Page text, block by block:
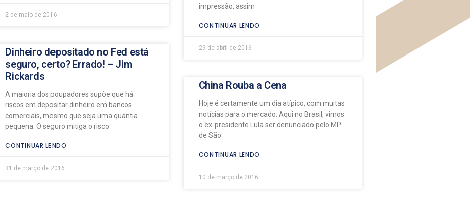
2 de maio de 2016
impressão, assim
CONTINUAR LENDO
29 de abril de 2016
Dinheiro depositado no Fed está
seguro, certo? Errado! – Jim
Rickards
A maioria dos poupadores supõe que há
riscos em depositar dinheiro em bancos
comerciais, mesmo que seja uma quantia
pequena. O seguro mitiga o risco
CONTINUAR LENDO
31 de março de 2016
China Rouba a Cena
Hoje é certamente um dia atípico, com muitas
notícias para o mercado. Aqui no Brasil, vimos
o ex-presidente Lula ser denunciado pelo MP
de São
CONTINUAR LENDO
10 de março de 2016